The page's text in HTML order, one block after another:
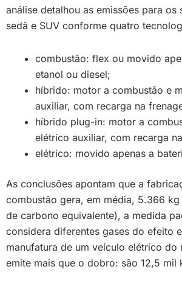
análise detalhou as emissões para os
sedã e SUV conforme quatro
combustão: flex ou movido
etanol ou diesel;
híbrido: motor a combustão e
auxiliar, com recarga na
híbrido plug-in: motor a
elétrico auxiliar, com recarga
elétrico: movido apenas a
As conclusões apontam que a
combustão gera, em média, 5.366
de carbono equivalente), a medida
considera diferentes gases do efeito
manufatura de um veículo elétrico do
emite mais que o dobro: são 12,5 mil